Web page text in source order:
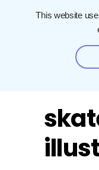
This website